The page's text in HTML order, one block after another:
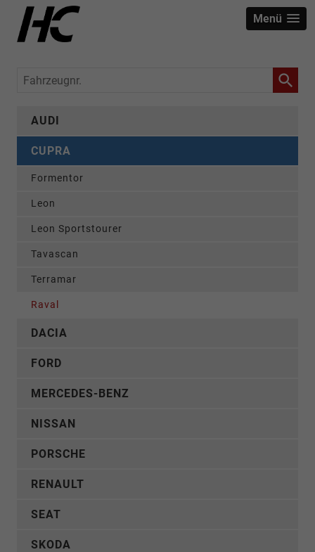
Menü
Fahrzeugnr.
AUDI
CUPRA
Formentor
Leon
Leon Sportstourer
Tavascan
Terramar
Raval
DACIA
FORD
MERCEDES-BENZ
NISSAN
PORSCHE
RENAULT
SEAT
SKODA